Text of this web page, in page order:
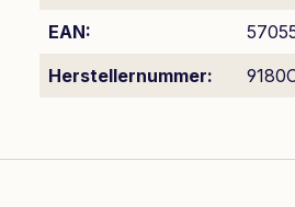
EAN:
Herstellernummer: